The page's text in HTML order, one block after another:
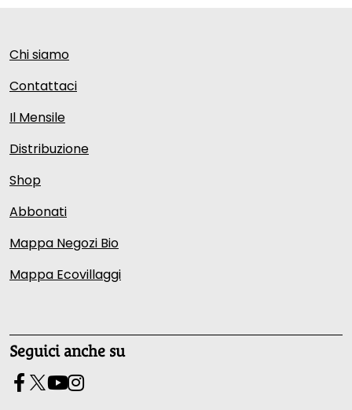
Chi siamo
Contattaci
Il Mensile
Distribuzione
Shop
Abbonati
Mappa Negozi Bio
Mappa Ecovillaggi
Seguici anche su